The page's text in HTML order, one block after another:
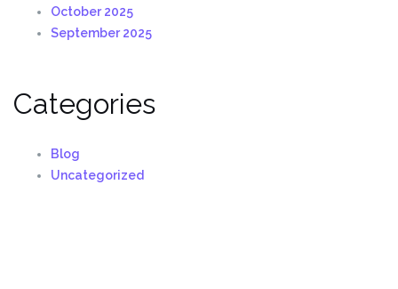
October 2025
September 2025
Categories
Blog
Uncategorized